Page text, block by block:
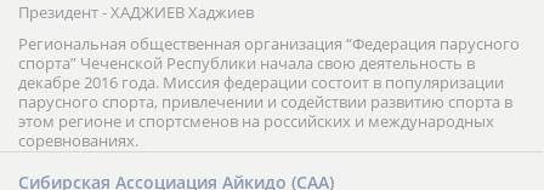
Президент - ХАДЖИЕВ Хаджиев
Региональная общественная организация “Федерация парусного
спорта” Чеченской Республики начала свою деятельность в
декабре 2016 года. Миссия федерации состоит в популяризации
парусного спорта, привлечении и содействии развитию спорта в
этом регионе и спортсменов на российских и международных
соревнованиях.
Сибирская Ассоциация Айкидо (САА)